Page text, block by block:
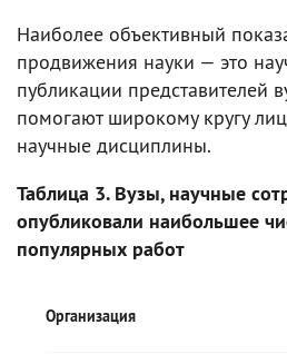
Наиболее объективный
продвижения науки — это
публикации представителей
помогают широкому кругу
научные дисциплины.
Таблица 3. Вузы, научные
опубликовали наибольшее
популярных работ
Организация